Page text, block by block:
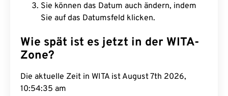
Sie können das Datum auch ändern, indem
Sie auf das Datumsfeld klicken.
Wie spät ist es jetzt in der WITA-
Zone?
Die aktuelle Zeit in WITA ist August 7th 2026,
10:54:36 am